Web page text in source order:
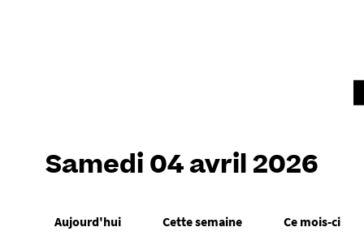
Samedi 04 avril 2026
Aujourd'hui Cette semaine Ce mois-ci